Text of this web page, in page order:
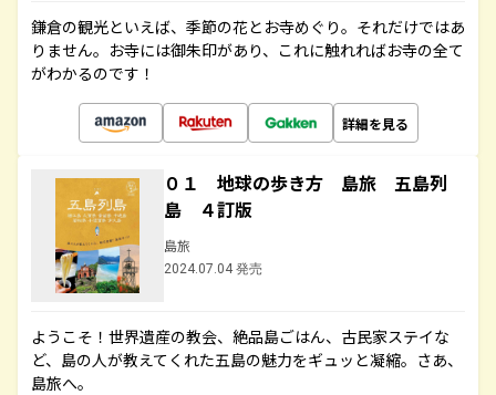
鎌倉の観光といえば、季節の花とお寺めぐり。それだけではあ
りません。お寺には御朱印があり、これに触れればお寺の全て
がわかるのです！
詳細を見る
０１ 地球の歩き方 島旅 五島列
島 ４訂版
島旅
2024.07.04 発売
ようこそ！世界遺産の教会、絶品島ごはん、古民家ステイな
ど、島の人が教えてくれた五島の魅力をギュッと凝縮。さあ、
島旅へ。